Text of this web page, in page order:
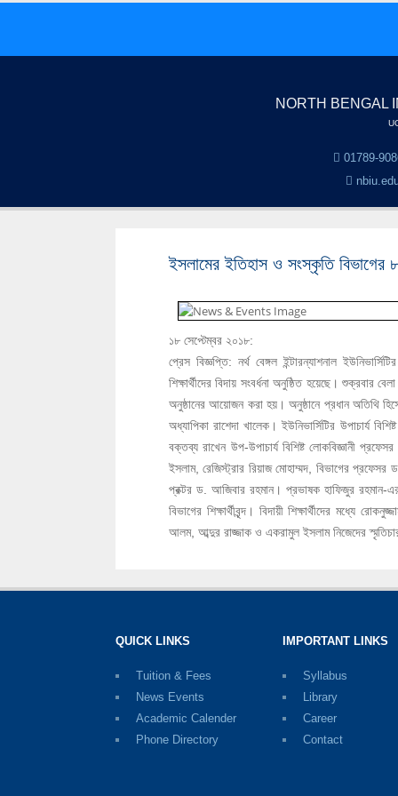
NORTH BENGAL
01789-
ইসলামের ইতিহাস ও সংস্কৃতি বিভাগের ৮ম
১৮ সেপ্টেম্বর ২০১৮:
প্রেস বিজ্ঞপ্তি: নর্থ বেঙ্গল ইন্টারন্যাশনাল
শিক্ষার্থীদের বিদায় সংবর্ধনা অনুষ্ঠিত হয়েছে। শুক্রবার
অনুষ্ঠানের আয়োজন করা হয়। অনুষ্ঠানে প্রধান অতিথি
অধ্যাপিকা রাশেদা খালেক। ইউনিভার্সিটির উপাচার্য
বক্তব্য রাখেন উপ-উপাচার্য বিশিষ্ট লোকবিজ্ঞানী
ইসলাম, রেজিস্ট্রার রিয়াজ মোহাম্মদ, বিভাগের
প্রক্টর ড. আজিবার রহমান। প্রভাষক হাফিজুর রহমান-
বিভাগের শিক্ষার্থীবৃন্দ। বিদায়ী শিক্ষার্থীদের মধ্যে
আলম, আব্দুর রাজ্জাক ও একরামুল ইসলাম নিজেদের
QUICK LINKS
Tuition & Fees
News Events
Academic Calender
Phone Directory
IMPORTANT LINKS
Syllabus
Library
Career
Contact